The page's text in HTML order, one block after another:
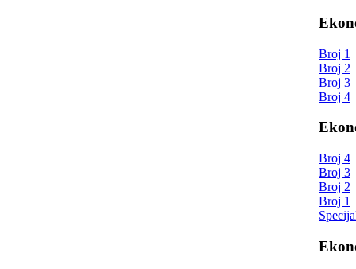
Broj 1
Broj 2
Broj 3
Broj 4
Broj 4
Broj 3
Broj 2
Broj 1